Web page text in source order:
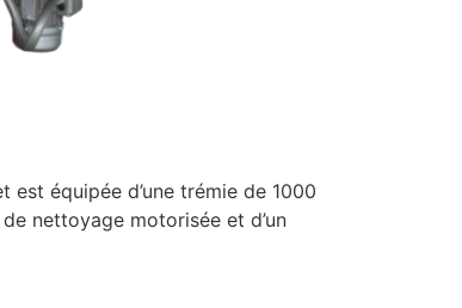
équipée d’une trémie de 1000
nettoyage motorisée et d’un